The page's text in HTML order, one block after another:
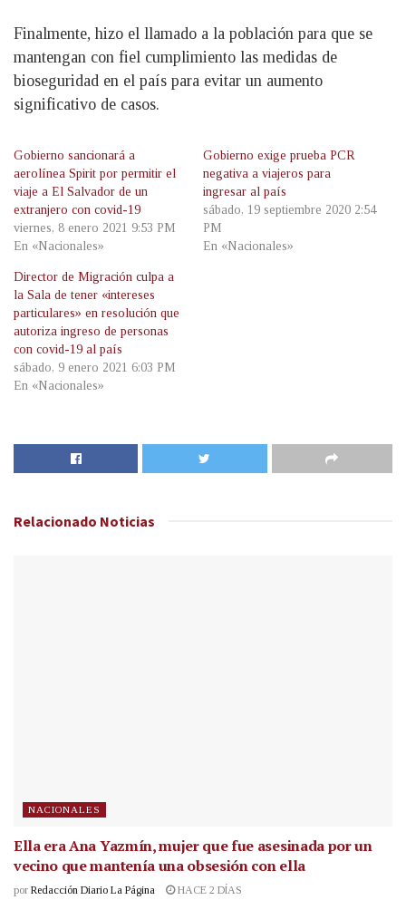
Finalmente, hizo el llamado a la población para que se
mantengan con fiel cumplimiento las medidas de
bioseguridad en el país para evitar un aumento
significativo de casos.
Gobierno sancionará a
aerolínea Spirit por permitir el
viaje a El Salvador de un
extranjero con covid-19
viernes, 8 enero 2021 9:53 PM
En «Nacionales»
Gobierno exige prueba PCR
negativa a viajeros para
ingresar al país
sábado, 19 septiembre 2020 2:54
PM
En «Nacionales»
Director de Migración culpa a
la Sala de tener «intereses
particulares» en resolución que
autoriza ingreso de personas
con covid-19 al país
sábado, 9 enero 2021 6:03 PM
En «Nacionales»
Relacionado Noticias
NACIONALES
Ella era Ana Yazmín, mujer que fue asesinada por un
vecino que mantenía una obsesión con ella
por Redacción Diario La Página HACE 2 DÍAS